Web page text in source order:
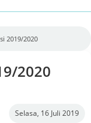
2019/2020
2020
Selasa, 16 Juli 2019